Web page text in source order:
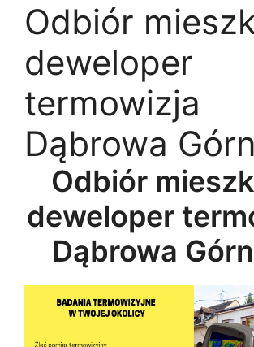
Odbiór
deweloper
termowizja
Dąbrowa
Odbiór
deweloper
Dąbrowa